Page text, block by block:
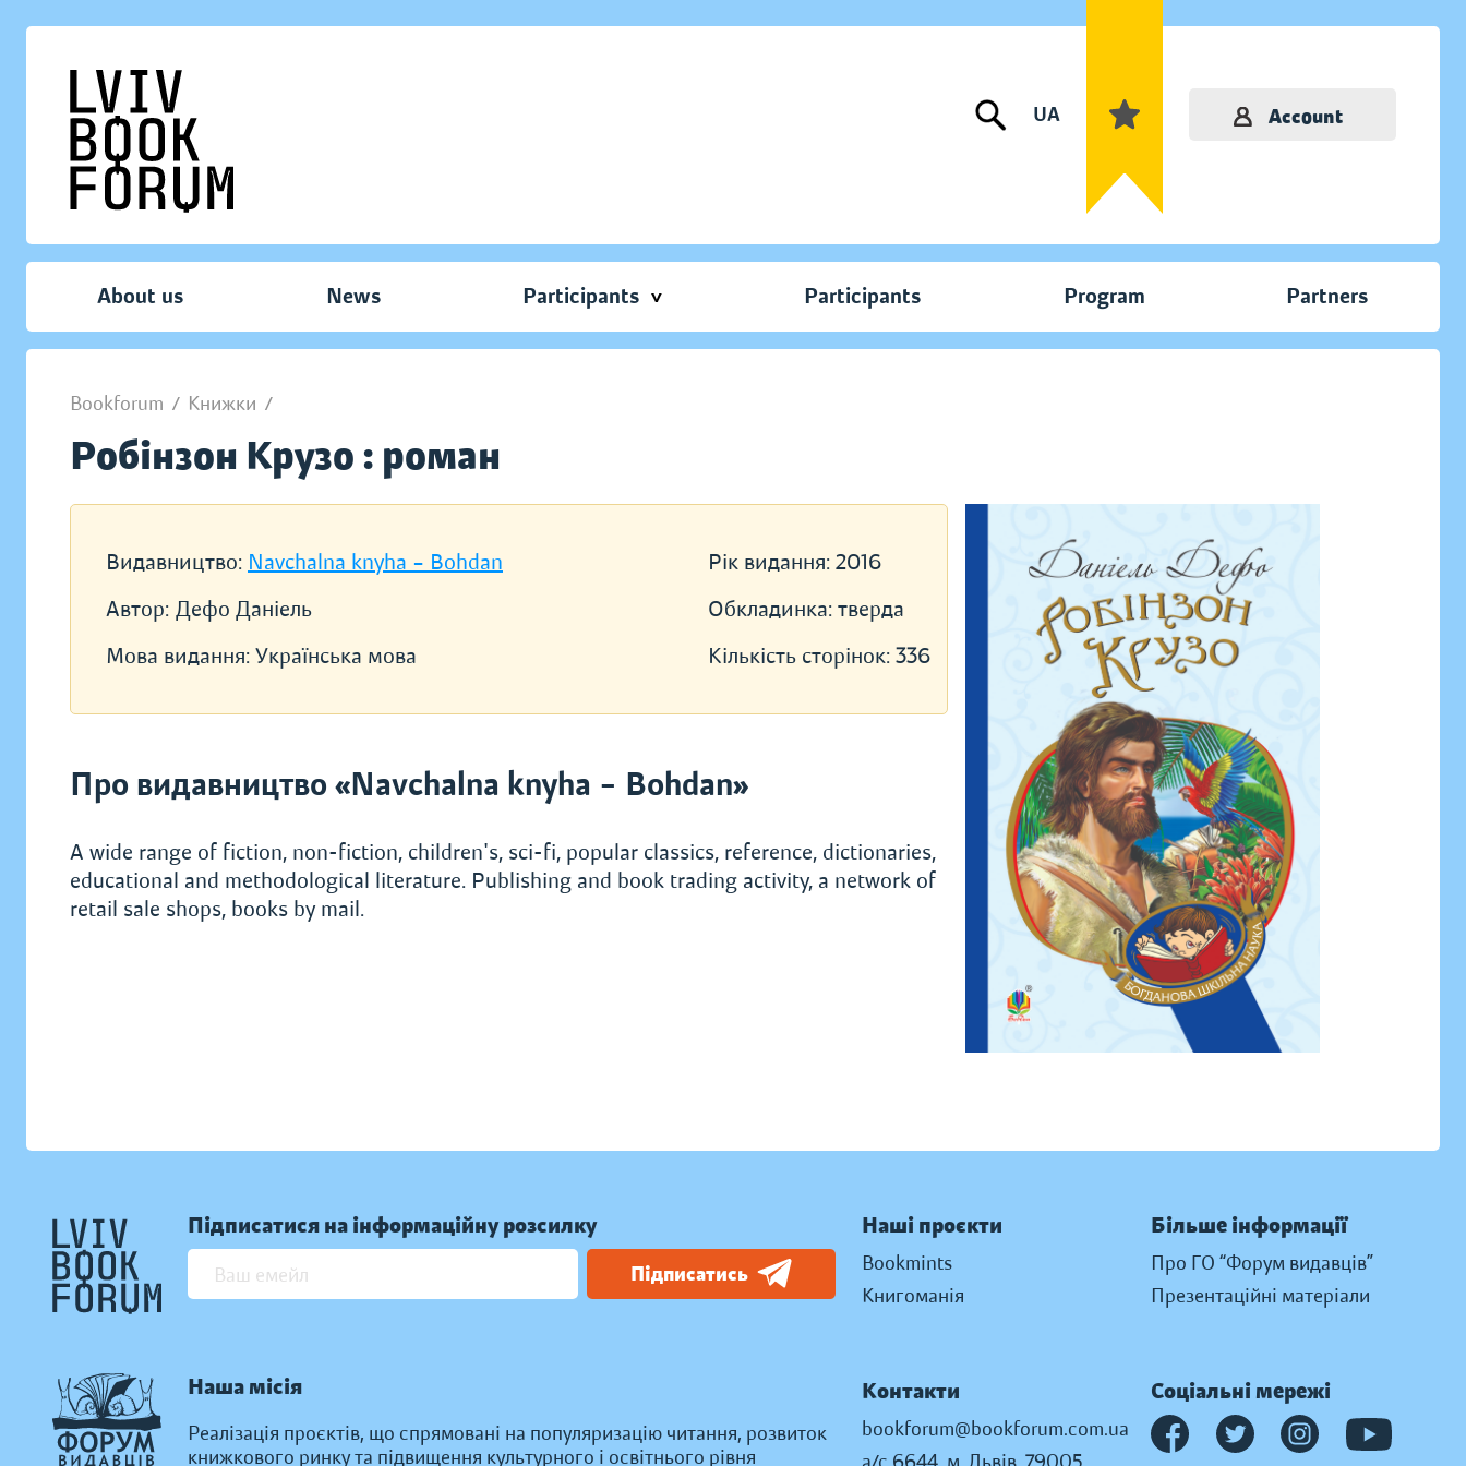
UA Account
About us News Participants Participants Program Partners
Bookforum / Книжки /
Робінзон Крузо : роман
Видавництво: Navchalna knyha – Bohdan
Автор: Дефо Даніель
Мова видання: Українська мова
Рік видання: 2016
Обкладинка: тверда
Кількість сторінок: 336
Про видавництво «Navchalna knyha – Bohdan»
A wide range of fiction, non-fiction, children's, sci-fi, popular classics, reference, dictionaries,
educational and methodological literature. Publishing and book trading activity, a network of
retail sale shops, books by mail.
Підписатися на інформаційну розсилку
Підписатись
Наша місія
Реалізація проєктів, що спрямовані на популяризацію читання, розвиток
книжкового ринку та підвищення культурного і освітнього рівня
Наші проєкти
Bookmints
Книгоманія
Більше інформації
Про ГО “Форум видавців”
Презентаційні матеріали
Контакти
bookforum@bookforum.com.ua
Соціальні мережі